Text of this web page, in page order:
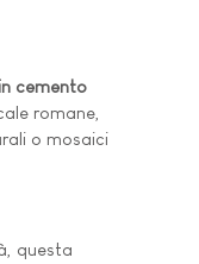
cemento
romane,
o mosaici
questa